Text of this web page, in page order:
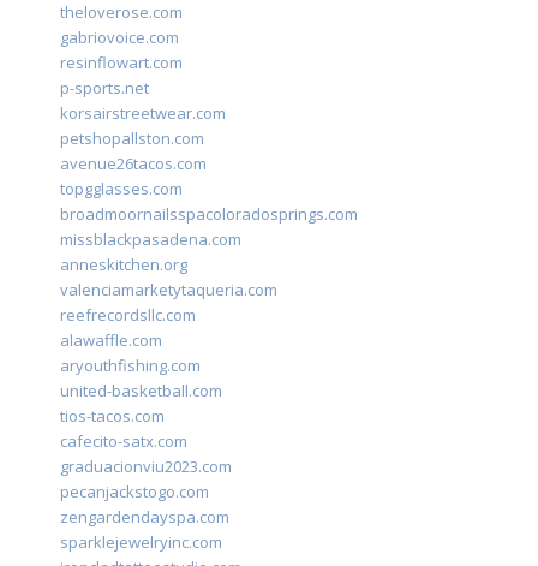
theloverose.com
gabriovoice.com
resinflowart.com
p-sports.net
korsairstreetwear.com
petshopallston.com
avenue26tacos.com
topgglasses.com
broadmoornailsspacoloradosprings.com
missblackpasadena.com
anneskitchen.org
valenciamarketytaqueria.com
reefrecordsllc.com
alawaffle.com
aryouthfishing.com
united-basketball.com
tios-tacos.com
cafecito-satx.com
graduacionviu2023.com
pecanjackstogo.com
zengardendayspa.com
sparklejewelryinc.com